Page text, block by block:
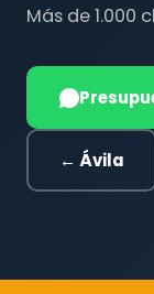
Más de 1.000
← Ávila